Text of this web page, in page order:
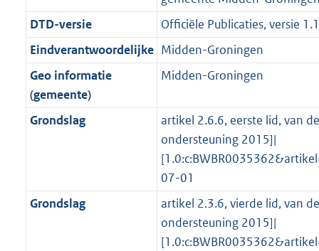
n
f
o
a
a
K
b
i
n
f
m
a
5
K
b
e
i
n
r
m
2
K
b
i
e
i
o
r
t
1
9
K
r
o
o
t
e
:
3
K
b
g
r
o
o
t
e
:
K
b
DTD-versie
Officiële Publicaties, versie 1.1
Eindverantwoordelijke Midden-Groningen
Geo informatie
(gemeente)
Midden-Groningen
Grondslag
artikel 2.6.6, eerste lid, van
ondersteuning 2015]|
07-01
Grondslag
artikel 2.3.6, vierde lid, van
ondersteuning 2015]|